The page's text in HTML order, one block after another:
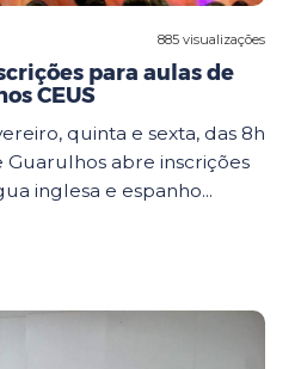
885 visualizações
para aulas de
CEUS
quinta e sexta, das 8h
Guarulhos abre inscrições
inglesa e espanho...